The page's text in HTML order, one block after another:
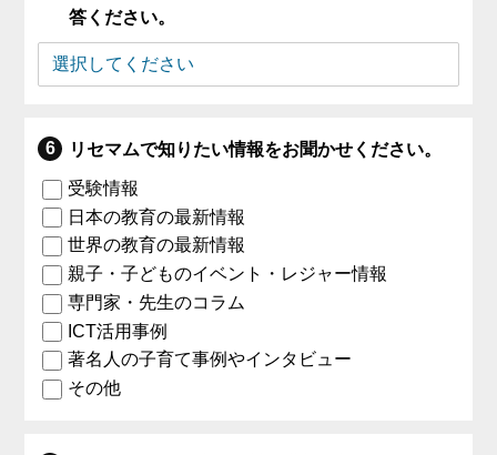
答ください。
リセマムで知りたい情報をお聞かせください。
受験情報
日本の教育の最新情報
世界の教育の最新情報
親子・子どものイベント・レジャー情報
専門家・先生のコラム
ICT活用事例
著名人の子育て事例やインタビュー
その他